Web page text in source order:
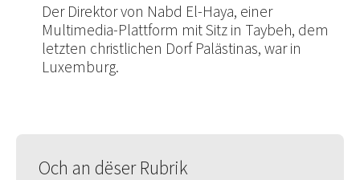
Der Direktor von Nabd El-Haya, einer
Multimedia-Plattform mit Sitz in Taybeh, dem
letzten christlichen Dorf Palästinas, war in
Luxemburg.
Och an dëser Rubrik